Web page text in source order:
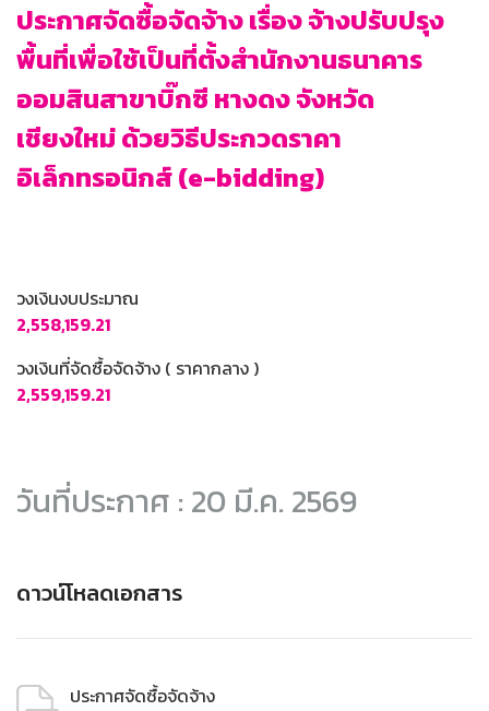
ประกาศจัดซื้อจัดจ้าง เรื่อง จ้างปรับปรุง
พื้นที่เพื่อใช้เป็นที่ตั้งสำนักงานธนาคาร
ออมสินสาขาบิ๊กซี หางดง จังหวัด
เชียงใหม่ ด้วยวิธีประกวดราคา
อิเล็กทรอนิกส์ (e-bidding)
วงเงินงบประมาณ
2,558,159.21
วงเงินที่จัดซื้อจัดจ้าง ( ราคากลาง )
2,559,159.21
วันที่ประกาศ : 20 มี.ค. 2569
ดาวน์โหลดเอกสาร
ประกาศจัดซื้อจัดจ้าง